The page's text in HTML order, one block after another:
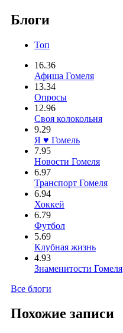
Блоги
Топ
16.36
Афиша Гомеля
13.34
Опросы
12.96
Своя колокольня
9.29
Я ♥ Гомель
7.95
Новости Гомеля
6.97
Транспорт Гомеля
6.94
Хоккей
6.79
Футбол
5.69
Клубная жизнь
4.93
Знаменитости Гомеля
Все блоги
Похожие записи